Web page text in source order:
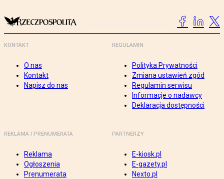
KONTAKT
O nas
Kontakt
Napisz do nas
REGULAMIN
Polityka Prywatności
Zmiana ustawień zgód
Regulamin serwisu
Informacje o nadawcy
Deklaracja dostępności
REKLAMA I PRENUMERATA
Reklama
Ogłoszenia
Prenumerata
PARTNERZY
E-kiosk.pl
E-gazety.pl
Nexto.pl